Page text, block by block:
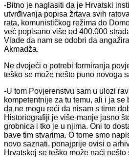
-Bitno je naglasiti da je Hrvatski
utvrđivanja popisa žrtava svih
rata, komunističkog režima do
već popisano više od 400.000
Vlade da nam se odobri da
Akmadža.
Ne dvojeći o potrebi formiranja
teško se može nešto puno novoga
-U tom Povjerenstvu sam u ulozi
kompetentnije za tu temu, ali i ja
da ne mogu reći da nisam s time
Historiografiji je više-manje jasno
grobnica i tko je u njima. Oni to
bave tim stvarima. O tome smo
novo saznati, ponajprije ovisi o
Hrvatskoj se teško može naći